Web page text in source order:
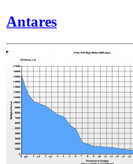
Antares